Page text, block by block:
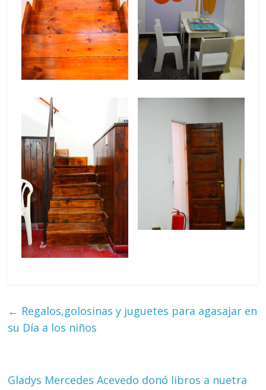
← Regalos,golosinas y juguetes para agasajar en
su Día a los niños
Gladys Mercedes Acevedo donó libros a nuetra